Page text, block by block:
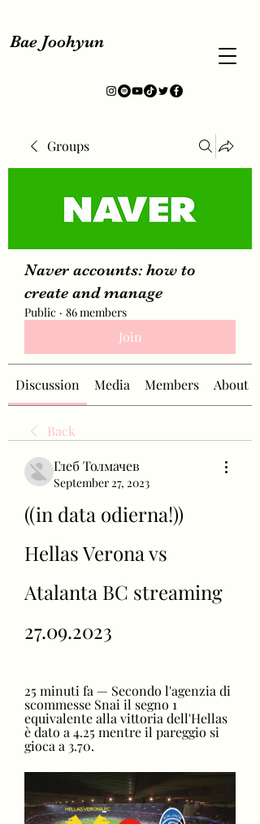
Bae Joohyun
Groups
Naver accounts: how to
create and manage
Public · 86 members
Join
Discussion Media Members About
Back
Глеб Толмачев
September 27, 2023
((in data odierna!))
Hellas Verona vs
Atalanta BC streaming
27.09.2023
25 minuti fa — Secondo l'agenzia di
scommesse Snai il segno 1
equivalente alla vittoria dell'Hellas
è dato a 4.25 mentre il pareggio si
gioca a 3.70.